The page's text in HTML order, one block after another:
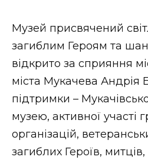
НОВИНИ ЗАХІДНОЇ
ФОТО
ВІДЕО
Музей присвячений
загиблим Героям та
відкрито за сприяння
міста Мукачева Андрія
підтримки –
музею, активної участі
організацій,
загиблих Героїв, митців,